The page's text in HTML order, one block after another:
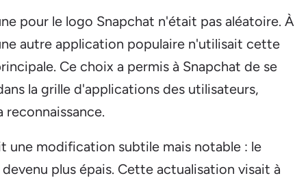
pour le logo Snapchat n'était pas aléatoire. À
autre application populaire n'utilisait cette
Ce choix a permis à Snapchat de se
la grille d'applications des utilisateurs,
une modification subtile mais notable : le
plus épais. Cette actualisation visait à